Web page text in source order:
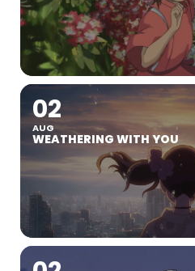
02
AUG
WEATHERING WITH YOU